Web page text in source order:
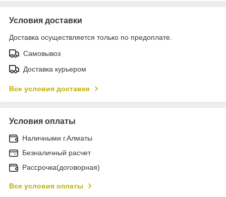
Условия доставки
Доставка осуществляется только по предоплате.
Самовывоз
Доставка курьером
Все условия доставки
Условия оплаты
Наличными г.Алматы
Безналичный расчет
Рассрочка(договорная)
Все условия оплаты